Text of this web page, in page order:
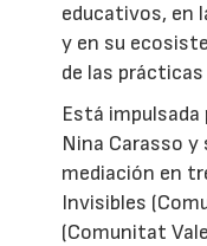
educativos, en
y en su
de las
Está impulsada
Nina Carasso
mediación en
Invisibles
(Comunitat